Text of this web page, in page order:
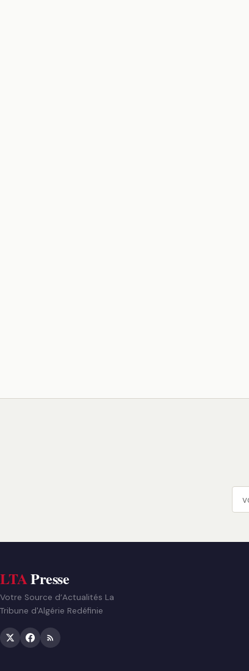
LTAPresse
Votre Source d’Actualités La
Tribune d'Algérie Redéfinie